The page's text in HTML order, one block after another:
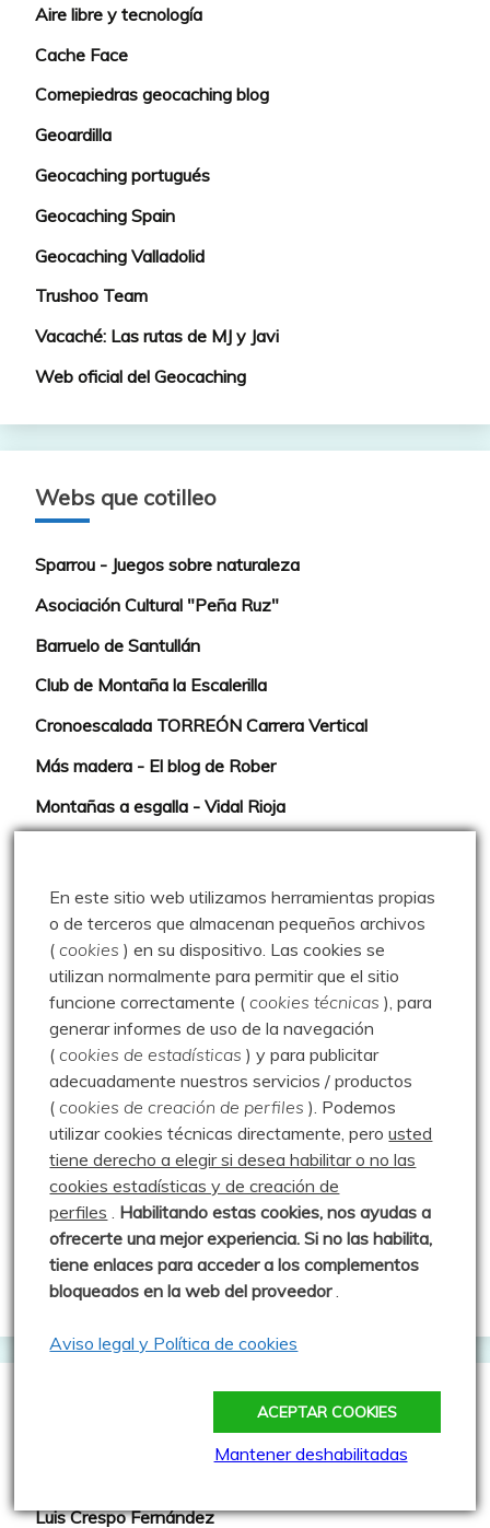
Aire libre y tecnología
Cache Face
Comepiedras geocaching blog
Geoardilla
Geocaching portugués
Geocaching Spain
Geocaching Valladolid
Trushoo Team
Vacaché: Las rutas de MJ y Javi
Web oficial del Geocaching
Webs que cotilleo
Sparrou - Juegos sobre naturaleza
Asociación Cultural "Peña Ruz"
Barruelo de Santullán
Club de Montaña la Escalerilla
Cronoescalada TORREÓN Carrera Vertical
Más madera - El blog de Rober
Montañas a esgalla - Vidal Rioja
Ojo Lince y Sra.
Paseos por las Montañas - Javier Ureta
Severinín
El Balcón de Judas
El Tumbarral de Avigamo Films
Gonzalo Alcalde Crespo
Mis 2miles Palentinos y otras historias
Montaña en libertad
Rutas y excursiones con niños
Valdeolea. Río Camesa, la vía azul
Aprendiz de sueños
Luis Crespo Fernández
En este sitio web utilizamos herramientas propias
o de terceros que almacenan pequeños archivos
(cookies ) en su dispositivo. Las cookies se
utilizan normalmente para permitir que el sitio
funcione correctamente (cookies técnicas ), para
generar informes de uso de la navegación
(cookies de estadísticas ) y para publicitar
adecuadamente nuestros servicios / productos
(cookies de creación de perfiles ). Podemos
utilizar cookies técnicas directamente, perousted
tiene derecho a elegir si desea habilitar o no las
cookies estadísticas y de creación de
perfiles . Habilitando estas cookies, nos ayudas a
ofrecerte una mejor experiencia. Si no las habilita,
tiene enlaces para acceder a los complementos
bloqueados en la web del proveedor.
Aviso legal y Política de cookies
ACEPTAR COOKIES
Mantener deshabilitadas